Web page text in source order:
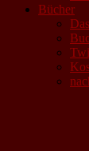
Bücher